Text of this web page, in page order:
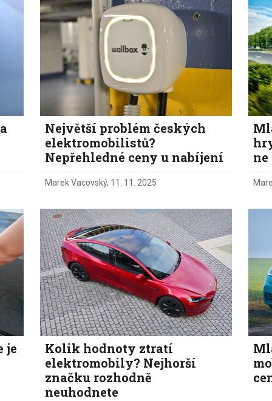
Eco-Rally
Ostatní
Autonomní
Carsharing
Systémy a
Veřejná doprava
Nabíjení a
stanice
Redakční články
Ostatní
Největší problém českých
elektromobilistů?
Nepřehledné ceny u nabíjení
Marek Vacovský, 11. 11. 2025
je
Kolik hodnoty ztratí
elektromobily? Nejhorší
značku rozhodně
neuhodnete